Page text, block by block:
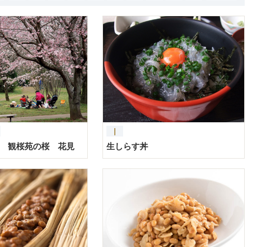
詳細を見る 詳細を見る
観桜苑の桜 花見 生しらす丼
詳細を見る